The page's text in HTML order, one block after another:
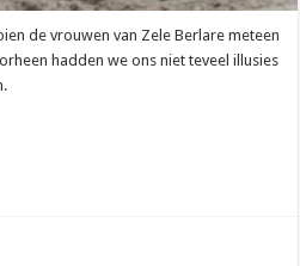
de vrouwen van Zele Berlare meteen
hadden we ons niet teveel illusies